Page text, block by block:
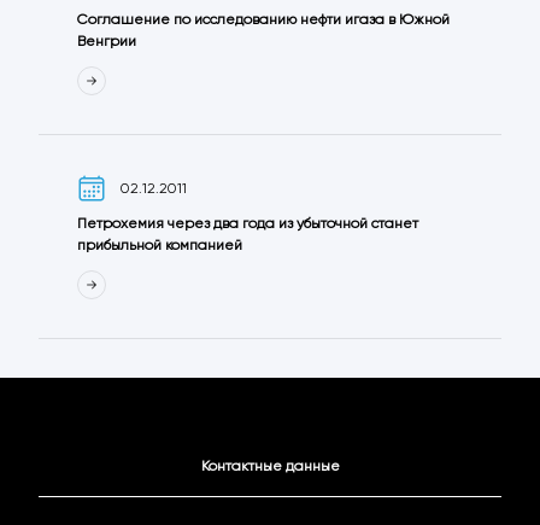
Соглашение по исследованию нефти игаза в Южной
Венгрии
02.12.2011
Петрохемия через два года из убыточной станет
прибыльной компанией
Контактные данные